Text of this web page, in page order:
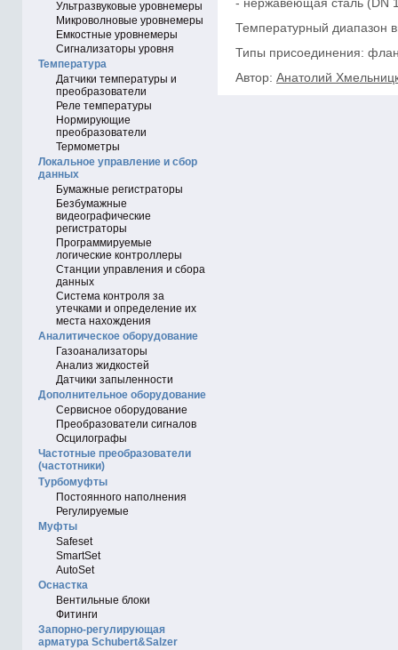
Ультразвуковые уровнемеры
Микроволновые уровнемеры
Емкостные уровнемеры
Сигнализаторы уровня
Температура
Датчики температуры и
преобразователи
Реле температуры
Нормирующие
преобразователи
Термометры
Локальное управление и сбор
данных
Бумажные регистраторы
Безбумажные
видеографические
регистраторы
Программируемые
логические контроллеры
Станции управления и сбора
данных
Система контроля за
утечками и определение их
места нахождения
Аналитическое оборудование
Газоанализаторы
Анализ жидкостей
Датчики запыленности
Дополнительное оборудование
Сервисное оборудование
Преобразователи сигналов
Осцилографы
Частотные преобразователи
(частотники)
Турбомуфты
Постоянного наполнения
Регулируемые
Муфты
Safeset
SmartSet
AutoSet
Оснастка
Вентильные блоки
Фитинги
Запорно-регулирующая
арматура Schubert&Salzer
Температурный диапазон
Типы присоединения:
Автор: Анатолий